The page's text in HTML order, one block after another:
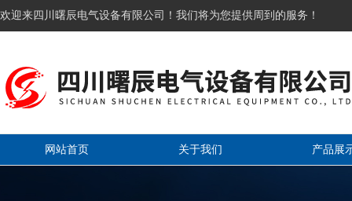
欢迎来四川曙辰电气设备有限公司！我们将为您提供周到的服务！
网站首页 关于我们 产品展